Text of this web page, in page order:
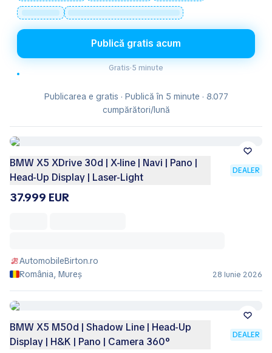
Publică gratis acum
Gratis·5 minute
Publicarea e gratis · Publică în 5 minute · 8.077
cumpărători/lună
BMW X5 XDrive 30d | X-line | Navi | Pano |
Head-Up Display | Laser-Light
DEALER
37.999 EUR
AutomobileBirton.ro
România, Mureș
28 Iunie 2026
BMW X5 M50d | Shadow Line | Head-Up
Display | H&K | Pano | Camera 360°
DEALER